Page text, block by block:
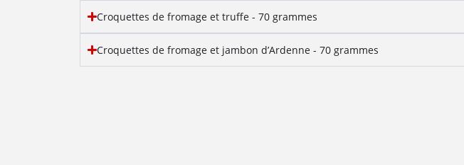
Croquettes de fromage et truffe - 70 grammes
Croquettes de fromage et jambon d’Ardenne - 70 grammes